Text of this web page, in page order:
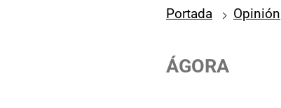
Portada Opinión
ÁGORA